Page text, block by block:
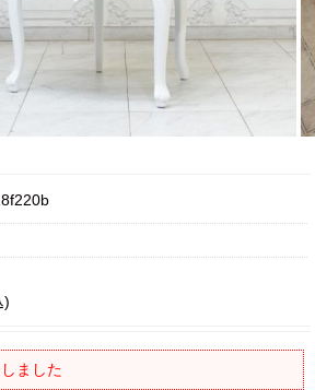
)
ました